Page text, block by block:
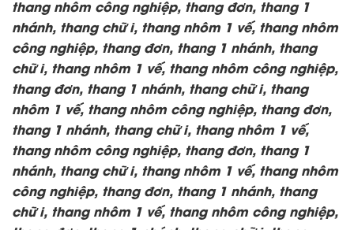
thang nhôm công nghiệp, thang đơn, thang 1
nhánh, thang chữ i, thang nhôm 1 vế, thang nhôm
công nghiệp, thang đơn, thang 1 nhánh, thang
chữ i, thang nhôm 1 vế, thang nhôm công nghiệp,
thang đơn, thang 1 nhánh, thang chữ i, thang
nhôm 1 vế, thang nhôm công nghiệp, thang đơn,
thang 1 nhánh, thang chữ i, thang nhôm 1 vế,
thang nhôm công nghiệp, thang đơn, thang 1
nhánh, thang chữ i, thang nhôm 1 vế, thang nhôm
công nghiệp, thang đơn, thang 1 nhánh, thang
chữ i, thang nhôm 1 vế, thang nhôm công nghiệp,